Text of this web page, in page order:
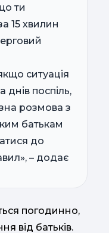
ти
15 хвилин
ситуація
днів поспіль,
розмова з
батькам
до
– додає
погодинно,
від батьків.